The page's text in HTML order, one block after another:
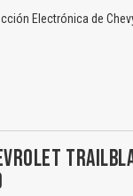
Electrónica de